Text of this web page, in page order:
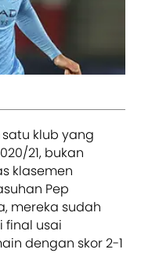
klub yang
21, bukan
klasemen
Pep
mereka sudah
final usai
dengan skor 2-1